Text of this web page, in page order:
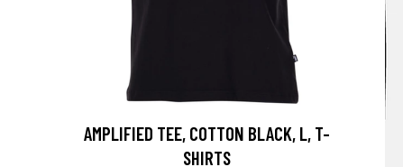
AMPLIFIED TEE, COTTON BLACK, L, T-
SHIRTS